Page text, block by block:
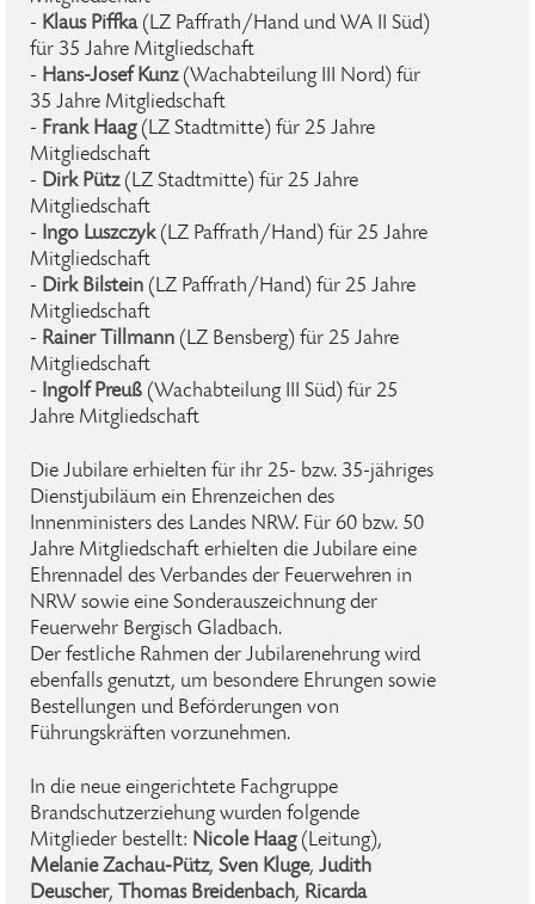
- Klaus Piffka (LZ Paffrath/Hand und WA II Süd)
für 35 Jahre Mitgliedschaft
- Hans-Josef Kunz (Wachabteilung III Nord) für
35 Jahre Mitgliedschaft
- Frank Haag (LZ Stadtmitte) für 25 Jahre
Mitgliedschaft
- Dirk Pütz (LZ Stadtmitte) für 25 Jahre
Mitgliedschaft
- Ingo Luszczyk (LZ Paffrath/Hand) für 25 Jahre
Mitgliedschaft
- Dirk Bilstein (LZ Paffrath/Hand) für 25 Jahre
Mitgliedschaft
- Rainer Tillmann (LZ Bensberg) für 25 Jahre
Mitgliedschaft
- Ingolf Preuß (Wachabteilung III Süd) für 25
Jahre Mitgliedschaft
Die Jubilare erhielten für ihr 25- bzw. 35-jähriges
Dienstjubiläum ein Ehrenzeichen des
Innenministers des Landes NRW. Für 60 bzw. 50
Jahre Mitgliedschaft erhielten die Jubilare eine
Ehrennadel des Verbandes der Feuerwehren in
NRW sowie eine Sonderauszeichnung der
Feuerwehr Bergisch Gladbach.
Der festliche Rahmen der Jubilarenehrung wird
ebenfalls genutzt, um besondere Ehrungen sowie
Bestellungen und Beförderungen von
Führungskräften vorzunehmen.
In die neue eingerichtete Fachgruppe
Brandschutzerziehung wurden folgende
Mitglieder bestellt: Nicole Haag (Leitung),
Melanie Zachau-Pütz, Sven Kluge, Judith
Deuscher, Thomas Breidenbach, Ricarda